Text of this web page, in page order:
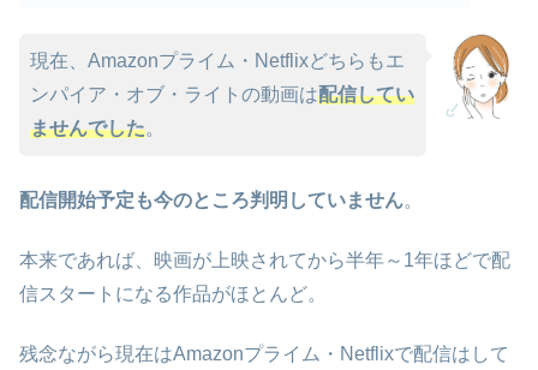
現在、Amazonプライム・Netflixどちらもエ
ンパイア・オブ・ライトの動画は配信してい
ませんでした。
配信開始予定も今のところ判明していません。
本来であれば、映画が上映されてから半年～1年ほどで配
信スタートになる作品がほとんど。
残念ながら現在はAmazonプライム・Netflixで配信はして